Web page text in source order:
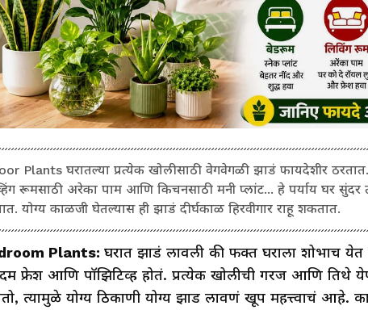
Plants घरातल्या प्रत्येक खोलीसाठी वेगवेगळी झाडं फायदेशीर
रूमसाठी अरेका पाम आणि किचनसाठी मनी प्लांट... हे पर्याय घर
योग्य काळजी घेतल्यास ही झाडं दीर्घकाळ हिरवीगार राहू शकतात.
Plants: घरात झाडं लावली की फक्त घराला शोभाच येत
फ्रेश आणि पॉझिटिव्ह होतं. प्रत्येक खोलीची गरज आणि तिथे
त्यामुळे योग्य ठिकाणी योग्य झाड लावणं खूप महत्त्वाचं आहे.